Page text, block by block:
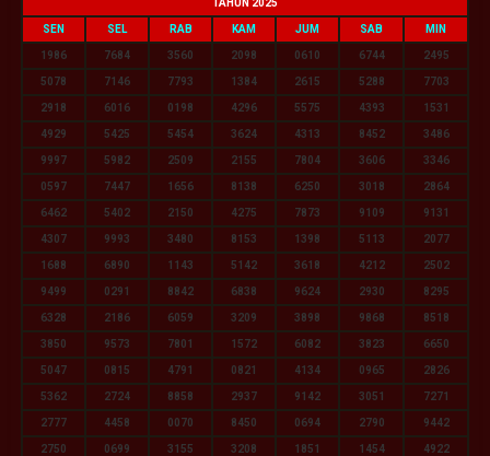
SEN SEL RAB KAM JUM SAB MIN
1986 7684 3560 2098 0610 6744 2495
5078 7146 7793 1384 2615 5288 7703
2918 6016 0198 4296 5575 4393 1531
4929 5425 5454 3624 4313 8452 3486
9997 5982 2509 2155 7804 3606 3346
0597 7447 1656 8138 6250 3018 2864
6462 5402 2150 4275 7873 9109 9131
4307 9993 3480 8153 1398 5113 2077
1688 6890 1143 5142 3618 4212 2502
9499 0291 8842 6838 9624 2930 8295
6328 2186 6059 3209 3898 9868 8518
3850 9573 7801 1572 6082 3823 6650
5047 0815 4791 0821 4134 0965 2826
5362 2724 8858 2937 9142 3051 7271
2777 4458 0070 8450 0694 2790 9442
2750 0699 3155 3208 1851 1454 4922